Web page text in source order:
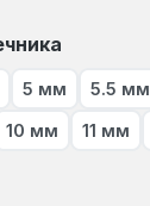
5 мм 5.5 мм
10 мм 11 мм